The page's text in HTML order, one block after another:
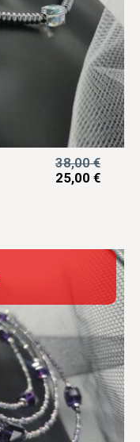
38,00€
25,00 €